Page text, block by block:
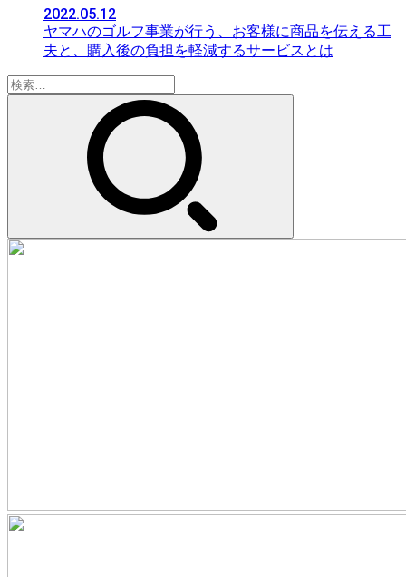
2022.05.12
ヤマハのゴルフ事業が行う、お客様に商品を伝える工
夫と、購入後の負担を軽減するサービスとは
検
索: